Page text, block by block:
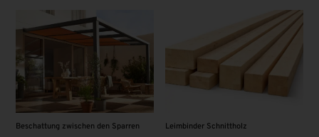
Beschattung zwischen den Sparren Leimbinder Schnittholz